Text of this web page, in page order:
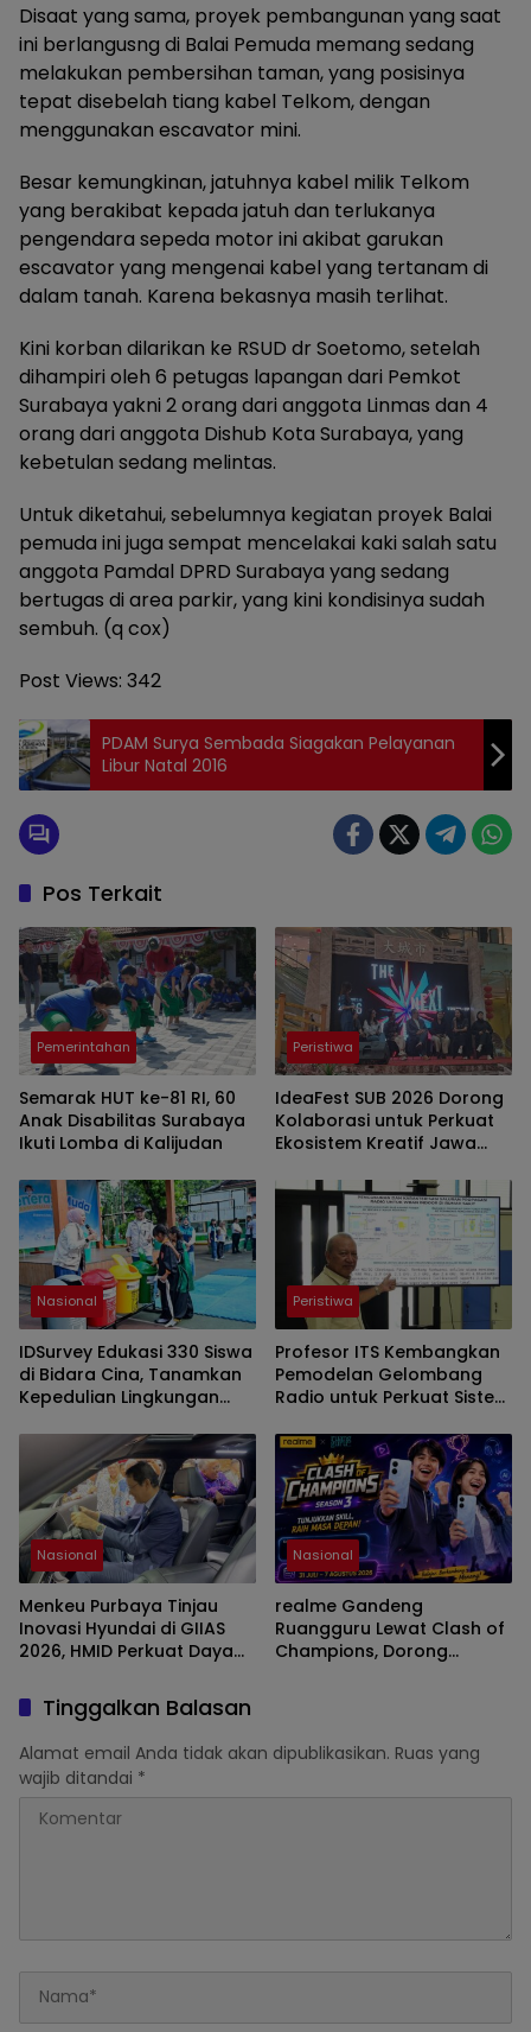
Disaat yang sama, proyek pembangunan yang saat
ini berlangusng di Balai Pemuda memang sedang
melakukan pembersihan taman, yang posisinya
tepat disebelah tiang kabel Telkom, dengan
menggunakan escavator mini.
Besar kemungkinan, jatuhnya kabel milik Telkom
yang berakibat kepada jatuh dan terlukanya
pengendara sepeda motor ini akibat garukan
escavator yang mengenai kabel yang tertanam di
dalam tanah. Karena bekasnya masih terlihat.
Kini korban dilarikan ke RSUD dr Soetomo, setelah
dihampiri oleh 6 petugas lapangan dari Pemkot
Surabaya yakni 2 orang dari anggota Linmas dan 4
orang dari anggota Dishub Kota Surabaya, yang
kebetulan sedang melintas.
Untuk diketahui, sebelumnya kegiatan proyek Balai
pemuda ini juga sempat mencelakai kaki salah satu
anggota Pamdal DPRD Surabaya yang sedang
bertugas di area parkir, yang kini kondisinya sudah
sembuh. (q cox)
Post Views: 342
PDAM Surya Sembada Siagakan Pelayanan
Libur Natal 2016
Pos Terkait
Pemerintahan
Semarak HUT ke-81 RI, 60
Anak Disabilitas Surabaya
Ikuti Lomba di Kalijudan
Peristiwa
IdeaFest SUB 2026 Dorong
Kolaborasi untuk Perkuat
Ekosistem Kreatif Jawa
Nasional
IDSurvey Edukasi 330 Siswa
di Bidara Cina, Tanamkan
Kepedulian Lingkungan
Peristiwa
Profesor ITS Kembangkan
Pemodelan Gelombang
Radio untuk Perkuat Sistem
Nasional
Menkeu Purbaya Tinjau
Inovasi Hyundai di GIIAS
2026, HMID Perkuat Daya
Nasional
realme Gandeng
Ruangguru Lewat Clash of
Champions, Dorong
Tinggalkan Balasan
Alamat email Anda tidak akan dipublikasikan. Ruas yang
wajib ditandai *